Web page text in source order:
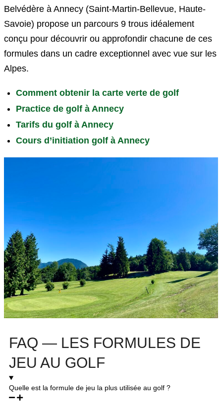
Belvédère à Annecy (Saint-Martin-Bellevue, Haute-
Savoie) propose un parcours 9 trous idéalement
conçu pour découvrir ou approfondir chacune de ces
formules dans un cadre exceptionnel avec vue sur les
Alpes.
Comment obtenir la carte verte de golf
Practice de golf à Annecy
Tarifs du golf à Annecy
Cours d’initiation golf à Annecy
FAQ — LES FORMULES DE
JEU AU GOLF
Quelle est la formule de jeu la plus utilisée au golf ?